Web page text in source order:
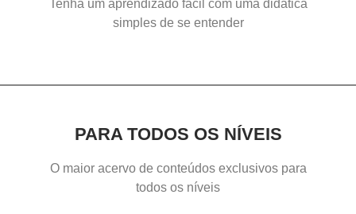
Tenha um aprendizado fácil com uma didática
simples de se entender
PARA TODOS OS NÍVEIS
O maior acervo de conteúdos exclusivos para
todos os níveis